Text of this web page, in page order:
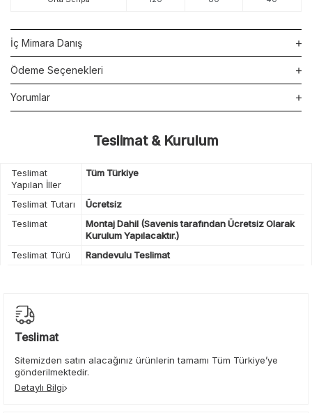
İç Mimara Danış
Ödeme Seçenekleri
Yorumlar
Teslimat & Kurulum
Teslimat
Yapılan İller
Tüm Türkiye
Teslimat Tutarı
Ücretsiz
Teslimat
Montaj Dahil (Savenis tarafından Ücretsiz Olarak
Kurulum Yapılacaktır.)
Teslimat Türü
Randevulu Teslimat
Teslimat
Sitemizden satın alacağınız ürünlerin tamamı Tüm Türkiye’ye
gönderilmektedir.
Detaylı Bilgi